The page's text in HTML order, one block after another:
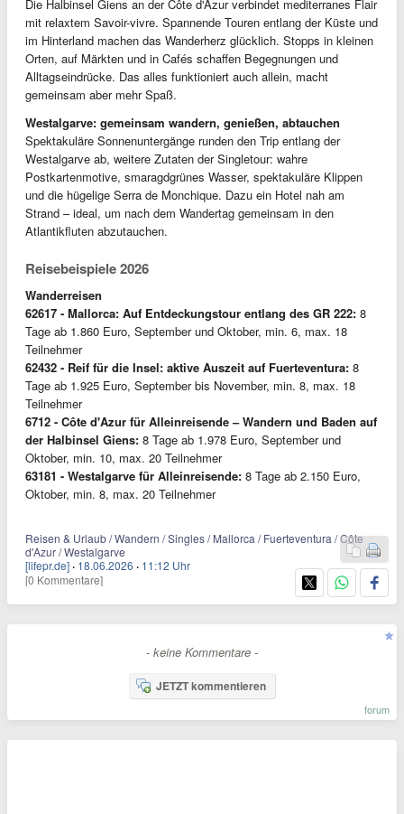
Die Halbinsel Giens an der Côte d'Azur verbindet mediterranes Flair
mit relaxtem Savoir-vivre. Spannende Touren entlang der Küste und
im Hinterland machen das Wanderherz glücklich. Stopps in kleinen
Orten, auf Märkten und in Cafés schaffen Begegnungen und
Alltagseindrücke. Das alles funktioniert auch allein, macht
gemeinsam aber mehr Spaß.
Westalgarve: gemeinsam wandern, genießen, abtauchen
Spektakuläre Sonnenuntergänge runden den Trip entlang der
Westalgarve ab, weitere Zutaten der Singletour: wahre
Postkartenmotive, smaragdgrünes Wasser, spektakuläre Klippen
und die hügelige Serra de Monchique. Dazu ein Hotel nah am
Strand – ideal, um nach dem Wandertag gemeinsam in den
Atlantikfluten abzutauchen.
Reisebeispiele 2026
Wanderreisen
62617 - Mallorca: Auf Entdeckungstour entlang des GR 222: 8
Tage ab 1.860 Euro, September und Oktober, min. 6, max. 18
Teilnehmer
62432 - Reif für die Insel: aktive Auszeit auf Fuerteventura: 8
Tage ab 1.925 Euro, September bis November, min. 8, max. 18
Teilnehmer
6712 - Côte d'Azur für Alleinreisende – Wandern und Baden auf
der Halbinsel Giens: 8 Tage ab 1.978 Euro, September und
Oktober, min. 10, max. 20 Teilnehmer
63181 - Westalgarve für Alleinreisende: 8 Tage ab 2.150 Euro,
Oktober, min. 8, max. 20 Teilnehmer
Reisen & Urlaub / Wandern / Singles / Mallorca / Fuerteventura / Côte
d'Azur / Westalgarve
[lifepr.de] · 18.06.2026 · 11:12 Uhr
[0 Kommentare]
- keine Kommentare -
JETZT kommentieren
forum